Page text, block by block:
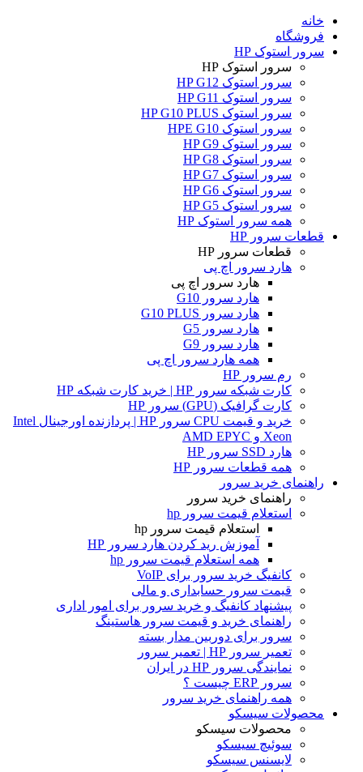
خانه
فروشگاه
سرور استوک HP
سرور استوک HP
سرور استوک HP G12
سرور استوک HP G11
سرور استوک HP G10 PLUS
سرور استوک HPE G10
سرور استوک HP G9
سرور استوک HP G8
سرور استوک HP G7
سرور استوک HP G6
سرور استوک HP G5
همه سرور استوک HP
قطعات سرور HP
قطعات سرور HP
هارد سرور اچ پی
هارد سرور اچ پی
هارد سرور G10
هارد سرور G10 PLUS
هارد سرور G5
هارد سرور G9
همه هارد سرور اچ پی
رم سرور HP
کارت شبکه سرور HP | خرید کارت شبکه HP
کارت گرافیک (GPU) سرور HP
خرید و قیمت CPU سرور HP | پردازنده اورجینال Intel
Xeon و AMD EPYC
هارد SSD سرور HP
همه قطعات سرور HP
راهنمای خرید سرور
راهنمای خرید سرور
استعلام قیمت سرور hp
استعلام قیمت سرور hp
آموزش ريد كردن هارد سرور HP
همه استعلام قیمت سرور hp
کانفیگ خرید سرور برای VoIP
قیمت سرور حسابداری و مالی
پیشنهاد کانفیگ و خرید سرور برای امور اداری
راهنمای خرید و قیمت سرور هاستینگ
سرور برای دوربین مدار بسته
تعمیر سرور HP | تعمیر سرور
نمایندگی سرور HP در ایران
سرور ERP چیست ؟
همه راهنمای خرید سرور
محصولات سیسکو
محصولات سیسکو
سوئیچ سیسکو
لایسنس سیسکو